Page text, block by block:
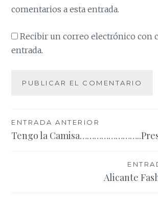
comentarios a esta entrada.
Recibir un correo electrónico con
entrada.
Navegación
de
ENTRADA ANTERIOR
Tengo la
Alicante